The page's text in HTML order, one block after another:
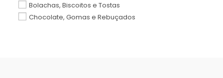
Bolachas, Biscoitos e Tostas
Chocolate, Gomas e Rebuçados